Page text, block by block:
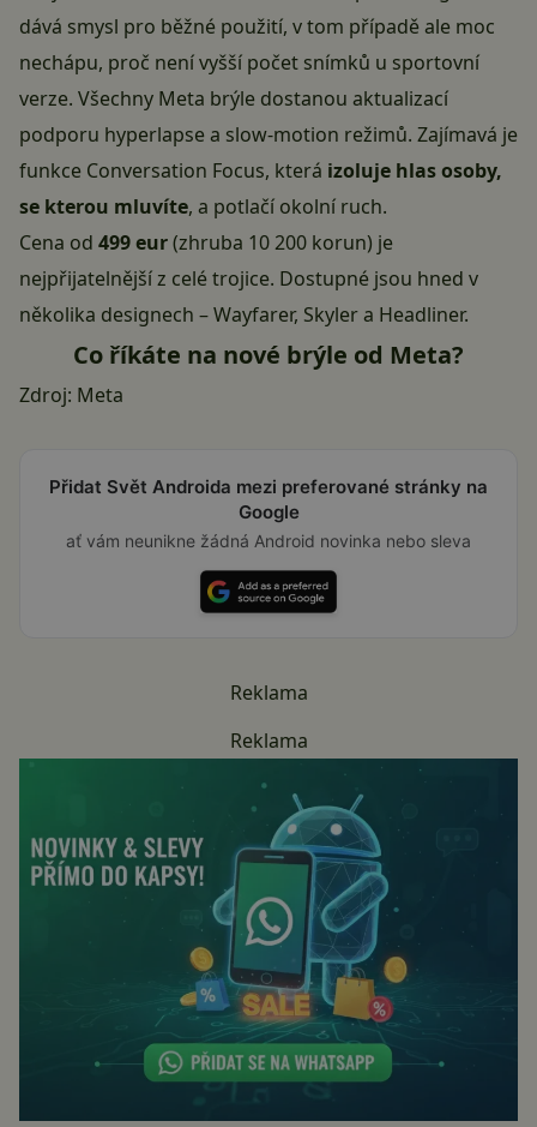
dává smysl pro běžné použití, v tom případě ale moc
nechápu, proč není vyšší počet snímků u sportovní
verze. Všechny Meta brýle dostanou aktualizací
podporu hyperlapse a slow-motion režimů. Zajímavá je
funkce Conversation Focus, která izoluje hlas osoby,
se kterou mluvíte, a potlačí okolní ruch.
Cena od 499 eur(zhruba 10 200 korun) je
nejpřijatelnější z celé trojice. Dostupné jsou hned v
několika designech – Wayfarer, Skyler a Headliner.
Co říkáte na nové brýle od Meta?
Zdroj: Meta
Přidat Svět Androida mezi preferované stránky na
Google
ať vám neunikne žádná Android novinka nebo sleva
Reklama
Reklama